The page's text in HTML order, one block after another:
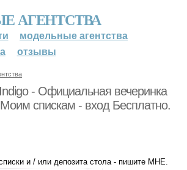
АГЕНТСТВА
модельные агентства
отзывы
- Официальная вечеринка
спискам - вход Бесплатно.
и / или депозита стола - пишите МНЕ.